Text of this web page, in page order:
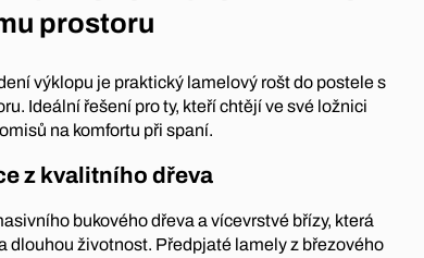
prostoru
výklopu je praktický lamelový rošt do postele s
Ideální řešení pro ty, kteří chtějí ve své ložnici
na komfortu při spaní.
z kvalitního dřeva
bukového dřeva a vícevrstvé břízy, která
dlouhou životnost. Předpjaté lamely z březového